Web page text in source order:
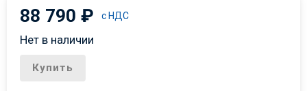
88 790₽ с НДС
Нет в наличии
Купить